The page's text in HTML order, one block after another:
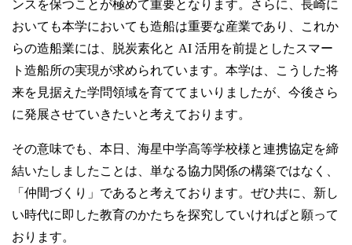
ンスを保つことが極めて重要となります。さらに、長崎に
おいても本学においても造船は重要な産業であり、これか
らの造船業には、脱炭素化と AI 活用を前提としたスマー
ト造船所の実現が求められています。本学は、こうした将
来を見据えた学問領域を育ててまいりましたが、今後さら
に発展させていきたいと考えております。
その意味でも、本日、海星中学高等学校様と連携協定を締
結いたしましたことは、単なる協力関係の構築ではなく、
「仲間づくり」であると考えております。ぜひ共に、新し
い時代に即した教育のかたちを探究していければと願って
おります。